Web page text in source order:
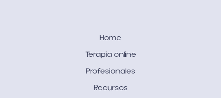
Home
Terapia online
Profesionales
Recursos